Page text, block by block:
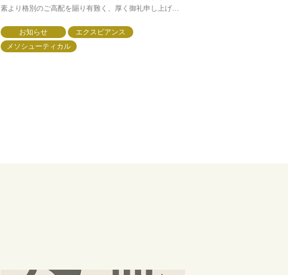
素より格別のご高配を賜り有難く、厚く御礼申し上げま
りとさせていただきますので､ご連絡申し上げます。尚...
お知らせ
エクスビアンス
メソシューティカル